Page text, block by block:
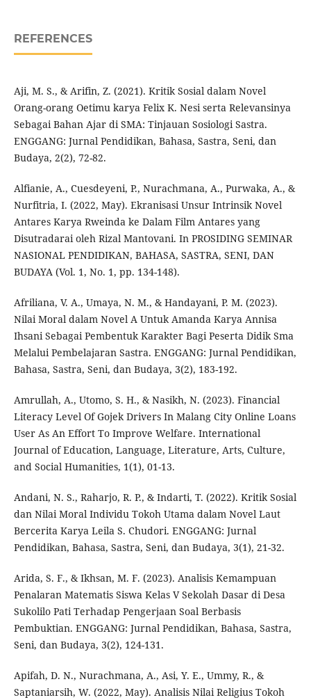
REFERENCES
Aji, M. S., & Arifin, Z. (2021). Kritik Sosial dalam Novel
Orang-orang Oetimu karya Felix K. Nesi serta Relevansinya
Sebagai Bahan Ajar di SMA: Tinjauan Sosiologi Sastra.
ENGGANG: Jurnal Pendidikan, Bahasa, Sastra, Seni, dan
Budaya, 2(2), 72-82.
Alfianie, A., Cuesdeyeni, P., Nurachmana, A., Purwaka, A., &
Nurfitria, I. (2022, May). Ekranisasi Unsur Intrinsik Novel
Antares Karya Rweinda ke Dalam Film Antares yang
Disutradarai oleh Rizal Mantovani. In PROSIDING SEMINAR
NASIONAL PENDIDIKAN, BAHASA, SASTRA, SENI, DAN
BUDAYA (Vol. 1, No. 1, pp. 134-148).
Afriliana, V. A., Umaya, N. M., & Handayani, P. M. (2023).
Nilai Moral dalam Novel A Untuk Amanda Karya Annisa
Ihsani Sebagai Pembentuk Karakter Bagi Peserta Didik Sma
Melalui Pembelajaran Sastra. ENGGANG: Jurnal Pendidikan,
Bahasa, Sastra, Seni, dan Budaya, 3(2), 183-192.
Amrullah, A., Utomo, S. H., & Nasikh, N. (2023). Financial
Literacy Level Of Gojek Drivers In Malang City Online Loans
User As An Effort To Improve Welfare. International
Journal of Education, Language, Literature, Arts, Culture,
and Social Humanities, 1(1), 01-13.
Andani, N. S., Raharjo, R. P., & Indarti, T. (2022). Kritik Sosial
dan Nilai Moral Individu Tokoh Utama dalam Novel Laut
Bercerita Karya Leila S. Chudori. ENGGANG: Jurnal
Pendidikan, Bahasa, Sastra, Seni, dan Budaya, 3(1), 21-32.
Arida, S. F., & Ikhsan, M. F. (2023). Analisis Kemampuan
Penalaran Matematis Siswa Kelas V Sekolah Dasar di Desa
Sukolilo Pati Terhadap Pengerjaan Soal Berbasis
Pembuktian. ENGGANG: Jurnal Pendidikan, Bahasa, Sastra,
Seni, dan Budaya, 3(2), 124-131.
Apifah, D. N., Nurachmana, A., Asi, Y. E., Ummy, R., &
Saptaniarsih, W. (2022, May). Analisis Nilai Religius Tokoh